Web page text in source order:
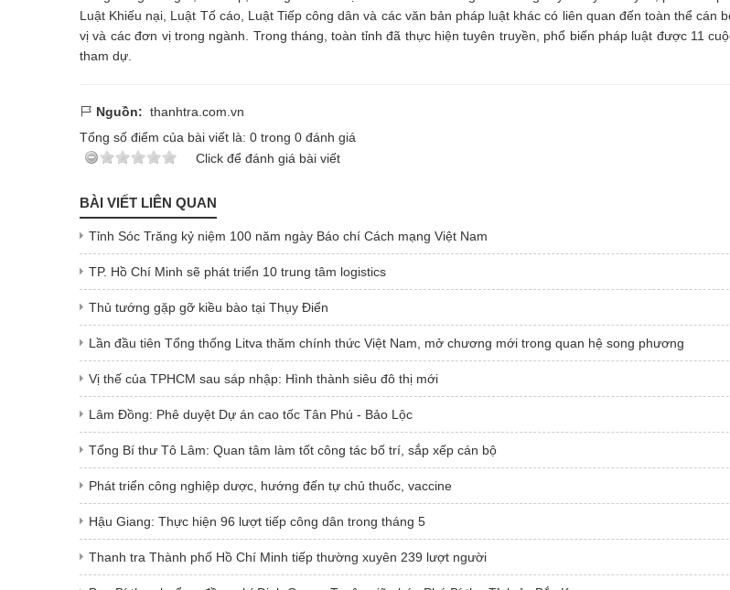
Luật Khiếu nại, Luật Tố cáo, Luật Tiếp công dân và các văn bản pháp luật khác có liên quan đến toàn thể cán
vị và các đơn vị trong ngành. Trong tháng, toàn tỉnh đã thực hiện tuyên truyền, phổ biến pháp luật được 11
tham dự.
Nguồn: thanhtra.com.vn
Tổng số điểm của bài viết là: 0 trong 0 đánh giá
Click để đánh giá bài viết
BÀI VIẾT LIÊN QUAN
Tỉnh Sóc Trăng kỷ niệm 100 năm ngày Báo chí Cách mạng Việt Nam
TP. Hồ Chí Minh sẽ phát triển 10 trung tâm logistics
Thủ tướng gặp gỡ kiều bào tại Thụy Điển
Lần đầu tiên Tổng thống Litva thăm chính thức Việt Nam, mở chương mới trong quan hệ song phương
Vị thế của TPHCM sau sáp nhập: Hình thành siêu đô thị mới
Lâm Đồng: Phê duyệt Dự án cao tốc Tân Phú - Bảo Lộc
Tổng Bí thư Tô Lâm: Quan tâm làm tốt công tác bố trí, sắp xếp cán bộ
Phát triển công nghiệp dược, hướng đến tự chủ thuốc, vaccine
Hậu Giang: Thực hiện 96 lượt tiếp công dân trong tháng 5
Thanh tra Thành phố Hồ Chí Minh tiếp thường xuyên 239 lượt người